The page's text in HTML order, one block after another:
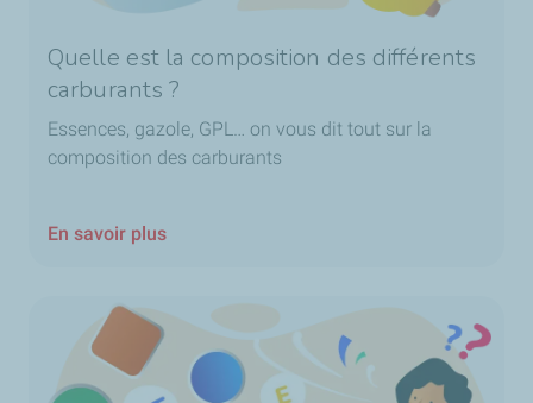
Quelle est la composition des différents
carburants ?
Essences, gazole, GPL… on vous dit tout sur la
composition des carburants
En savoir plus